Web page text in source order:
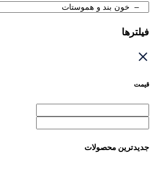
فیلترها
قیمت
جدیدترین محصولات